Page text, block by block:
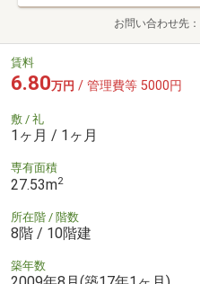
お問い合わせ先
賃料
6.80万円 / 管理費等 5000円
敷 / 礼
1ヶ月 / 1ヶ月
専有面積
27.53m2
所在階 / 階数
8階 / 10階建
築年数